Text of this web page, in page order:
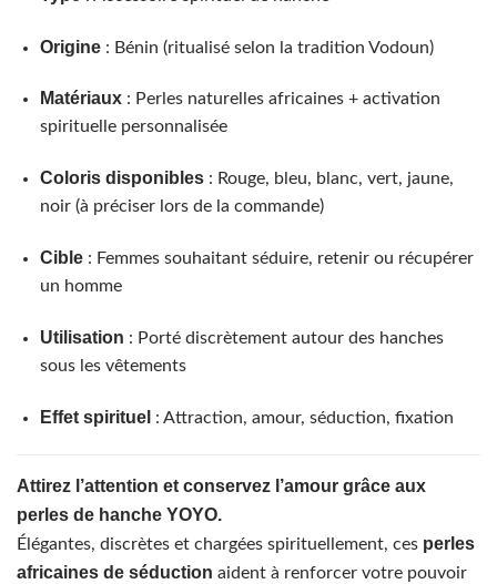
Origine: Bénin (ritualisé selon la tradition Vodoun)
Matériaux: Perles naturelles africaines + activation
spirituelle personnalisée
Coloris disponibles: Rouge, bleu, blanc, vert, jaune,
noir (à préciser lors de la commande)
Cible: Femmes souhaitant séduire, retenir ou récupérer
un homme
Utilisation : Porté discrètement autour des hanches
sous les vêtements
Effet spirituel : Attraction, amour, séduction, fixation
Attirez l’attention et conservez l’amour grâce aux
perles de hanche YOYO.
Élégantes, discrètes et chargées spirituellement, ces perles
africaines de séduction aident à renforcer votre pouvoir